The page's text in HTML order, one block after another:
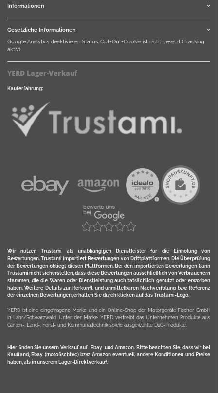
Informationen
Gesetzliche Informationen
Google Analytics deaktivieren Status: Opt-Out-Cookie ist nicht gesetzt (Tracking
aktiv)
YERD Lager-Verkauf
Kauferfahrung:
Wir nutzen Trustami als unabhängigen Dienstleister für die Einholung von
Bewertungen. Trustami importiert Bewertungen von Drittplattformen. Die Überprüfung
der Bewertungen obliegt diesen Plattformen. Bei den importierten Bewertungen kann
Trustami nicht sicherstellen, dass diese Bewertungen ausschließlich von Verbrauchern
stammen, die die Waren oder Dienstleistung auch tatsächlich genutzt oder erworben
haben. Weitere Details zur Herkunft und unmittelbaren Nachverfolung bzw. Referenz
der einzelnen Bewertungen, erhalten Sie durch klicken auf das Trustami-Logo.
YERD ist eine eingetragene Marke und ein Online-Shop der Motorgeräte Fischer GmbH
in Lahr/Schwarzwald. Unter der Marke YERD vertreibt das Unternehmen Produkte aus
Garten-, Land-, Forst- und Kommunaltechnik sowie ausgewählte D2C-Produkte.
Hier finden Sie unsern Verkauf auf Ebayund Amazon. Bitte beachten Sie, dass wir bei
Kaufland, Ebay (motofischtec) bzw. Amazon eventuell andere Konditionen und Preise
haben, als in unserem Lager-Direktverkauf.